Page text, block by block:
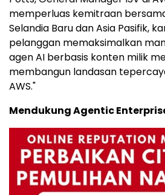
memperluas kemitraan
Selandia Baru dan Asia Pasifik,
pelanggan memaksimalkan
agen AI berbasis konten milik
membangun landasan
AWS."
Mendukung Agentic